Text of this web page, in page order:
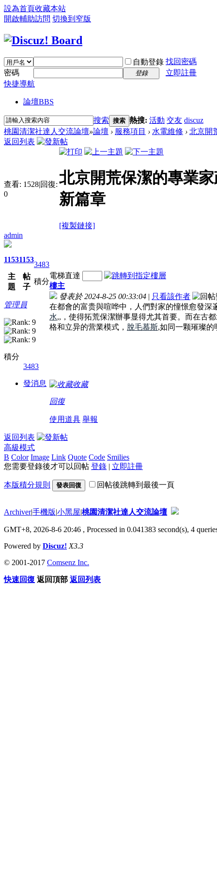
設為首頁收藏本站
開啟輔助訪問 切換到窄版
自動登錄 找回密碼
密碼
登錄
立即註冊
快捷導航
論壇BBS
搜索 搜索 熱搜: 活動 交友 discuz
桃園清潔社達人交流論壇»論壇 › 服務項目 › 水電維修 › 北京開
返回列表
查看: 1528|回復:
0
北京開荒保潔的專業
新篇章
[複製鏈接]
admin
1153
主
題
1153
帖
子
3483
積分
管理員
積分
3483
發消息
電梯直達
樓主
發表於 2024-8-25 00:33:04 | 只看該作者
在都會的富贵與喧哗中，人們對家的憧憬愈發
水,,，使得拓荒保潔辦事显得尤其首要。而在古
格和立异的营業模式， 脫毛慕斯,如同一颗璀璨的
收藏
回復
使用道具 舉報
返回列表
高級模式
B Color Image Link Quote Code Smilies
您需要登錄後才可以回帖 登錄 | 立即註冊
本版積分規則 發表回復 回帖後跳轉到最後一頁
Archiver|手機版|小黑屋|桃園清潔社達人交流論壇
GMT+8, 2026-8-6 20:46 , Processed in 0.041383 second(s), 4
Powered by Discuz! X3.3
© 2001-2017 Comsenz Inc.
快速回復 返回頂部 返回列表